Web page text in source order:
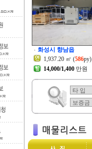
화성시 향남읍
1,937.20 ㎡ (586py)
14,000/1,400 만원